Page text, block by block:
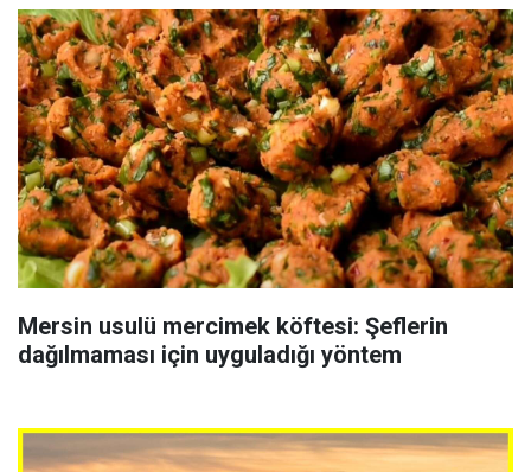
Mersin usulü mercimek köftesi: Şeflerin
dağılmaması için uyguladığı yöntem